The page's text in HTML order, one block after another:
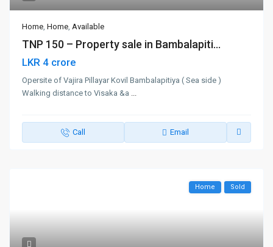
Home,Home,Available
TNP 150 – Property sale in Bambalapiti...
LKR 4 crore
Opersite of Vajira Pillayar Kovil Bambalapitiya ( Sea side )
Walking distance to Visaka &a ...
Call Email
Home Sold